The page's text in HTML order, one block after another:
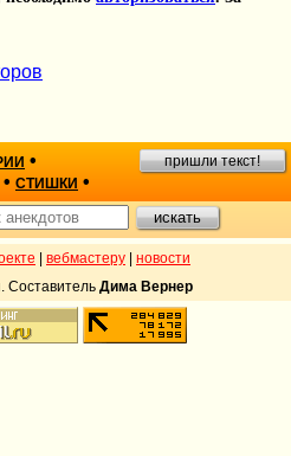
•
• СТИШКИ •
пришли текст!
вебмастеру
новости
Составитель Дима Вернер